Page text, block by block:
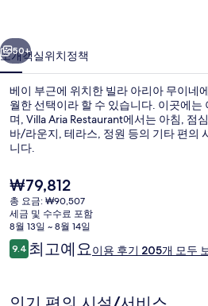
네
의
사
진
갤
러
리
50+
소개객실위치정책
베이 부근에 위치한 빌라 아리아 무이네
월한 선택이라 할 수 있습니다. 이곳에는
며, Villa Aria Restaurant에서는 아침, 점
바/라운지, 테라스, 정원 등의 기타 편의
니다.
현
재
가
격
은
₩79,812
₩79,812
총 요금: ₩90,507
세금 및 수수료 포함
8월 13일 ~ 8월 14일
이
용
기
9.410점 만점 중 9.4점.
최고예요이용 후기 205개 모두